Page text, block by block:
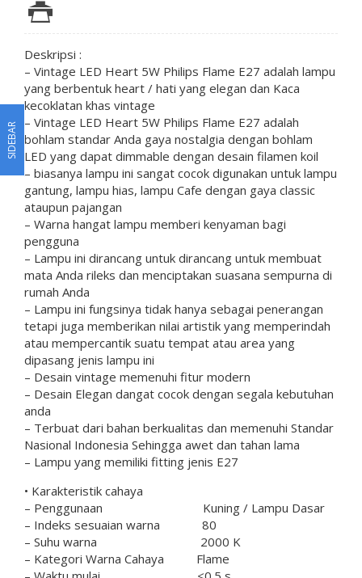
Deskripsi :
– Vintage LED Heart 5W Philips Flame E27 adalah lampu
yang berbentuk heart / hati yang elegan dan Kaca
kecoklatan khas vintage
– Vintage LED Heart 5W Philips Flame E27 adalah
bohlam standar Anda gaya nostalgia dengan bohlam
LED yang dapat dimmable dengan desain filamen koil
– biasanya lampu ini sangat cocok digunakan untuk lampu
gantung, lampu hias, lampu Cafe dengan gaya classic
ataupun pajangan
– Warna hangat lampu memberi kenyaman bagi
pengguna
– Lampu ini dirancang untuk dirancang untuk membuat
mata Anda rileks dan menciptakan suasana sempurna di
rumah Anda
– Lampu ini fungsinya tidak hanya sebagai penerangan
tetapi juga memberikan nilai artistik yang memperindah
atau mempercantik suatu tempat atau area yang
dipasang jenis lampu ini
– Desain vintage memenuhi fitur modern
– Desain Elegan dangat cocok dengan segala kebutuhan
anda
– Terbuat dari bahan berkualitas dan memenuhi Standar
Nasional Indonesia Sehingga awet dan tahan lama
– Lampu yang memiliki fitting jenis E27
• Karakteristik cahaya
– Penggunaan Kuning / Lampu Dasar
– Indeks sesuaian warna 80
– Suhu warna 2000 K
– Kategori Warna Cahaya Flame
SIDEBAR